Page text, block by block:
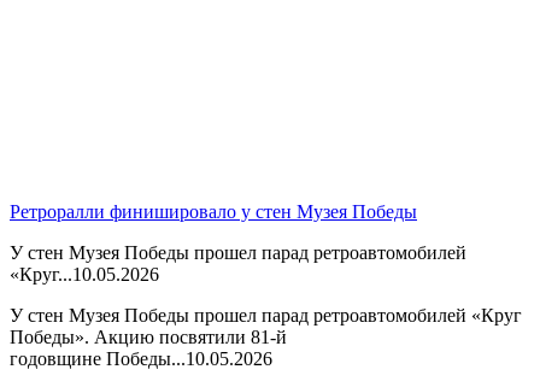
Ретроралли финишировало у стен Музея Победы
У стен Музея Победы прошел парад ретроавтомобилей
«Круг...10.05.2026
У стен Музея Победы прошел парад ретроавтомобилей «Круг
Победы». Акцию посвятили 81-й
годовщине Победы...10.05.2026